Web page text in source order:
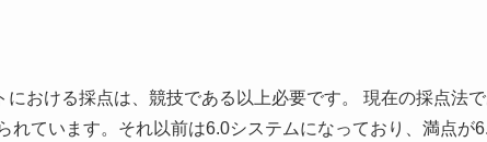
における採点は、競技である以上必要です。 現在の採点法
れています。それ以前は6.0システムになっており、満点が